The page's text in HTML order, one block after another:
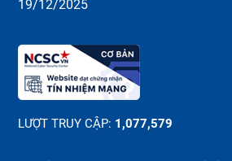
19/12/2025
LƯỢT TRUY CẬP: 1,077,579